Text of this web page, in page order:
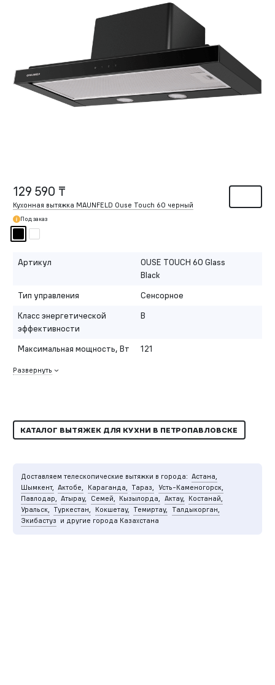
129 590 ₸
Кухонная вытяжка MAUNFELD Ouse Touch 60 черный
Под заказ
Артикул
OUSE TOUCH 60 Glass
Black
Тип управления
Сенсорное
Класс энергетической
эффективности
B
Максимальная мощность, Вт 121
Развернуть
КАТАЛОГ ВЫТЯЖЕК ДЛЯ КУХНИ В ПЕТРОПАВЛОВСКЕ
Доставляем телескопические вытяжки в города: Астана,
Шымкент, Актобе, Караганда, Тараз, Усть-Каменогорск,
Павлодар, Атырау, Семей, Кызылорда, Актау, Костанай,
Уральск, Туркестан, Кокшетау, Темиртау,
Талдыкорган,
Экибастуз и другие города Казахстана